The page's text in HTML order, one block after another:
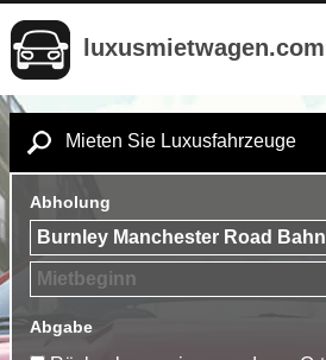
luxusmietwagen.com
Mieten Sie Luxusfahrzeuge
Abholung
Abgabe